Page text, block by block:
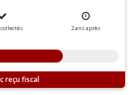
collectés 2ansaprès